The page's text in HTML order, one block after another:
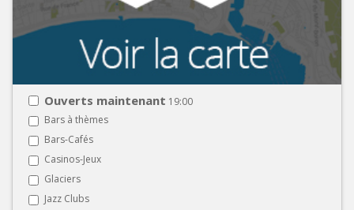
Ouverts maintenant 19:00
Bars à thèmes
Bars-Cafés
Casinos-Jeux
Glaciers
Jazz Clubs